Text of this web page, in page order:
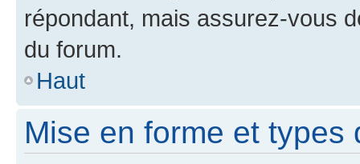
répondant, mais assurez-vous
du forum.
Haut
Mise en forme et types